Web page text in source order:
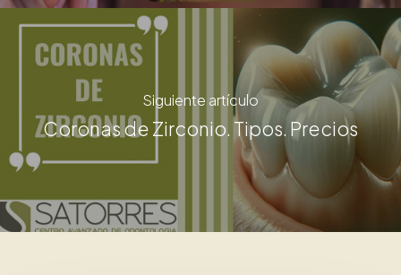
Siguiente artículo
Coronas de Zirconio. Tipos. Precios